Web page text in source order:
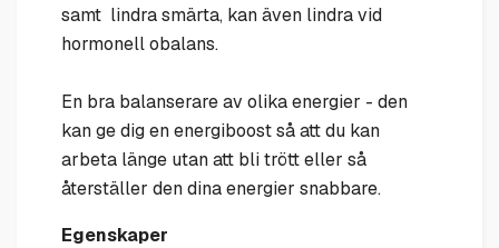
samt lindra smärta, kan även lindra vid
hormonell obalans.
En bra balanserare av olika energier - den
kan ge dig en energiboost så att du kan
arbeta länge utan att bli trött eller så
återställer den dina energier snabbare.
Egenskaper